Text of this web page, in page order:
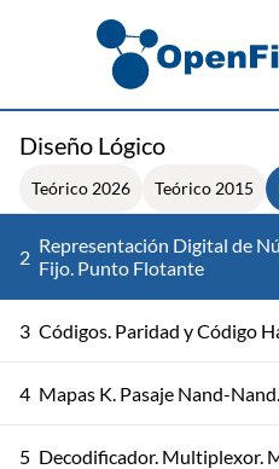
Diseño Lógico
Teórico 2026 Teórico 2015
2 Representación Digital de
Fijo. Punto Flotante
3 Códigos. Paridad y Código
4 Mapas K. Pasaje Nand-
5 Decodificador. Multiplexor.